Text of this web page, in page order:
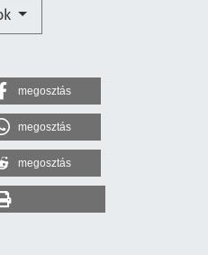
megosztás
megosztás
megosztás